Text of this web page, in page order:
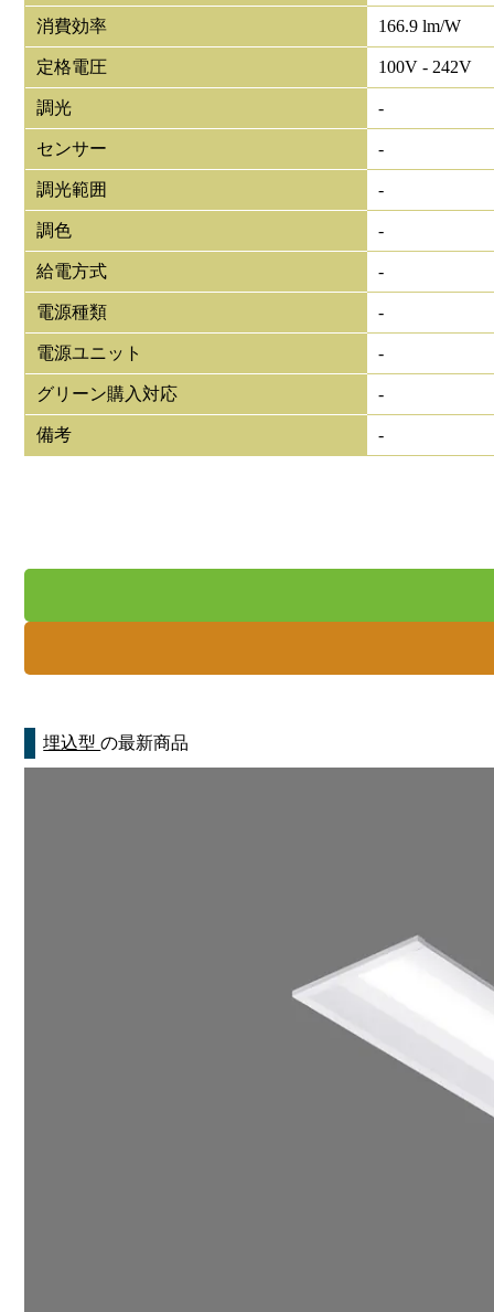
消費効率 166.9 lm/W
定格電圧 100V - 242V
調光 -
センサー -
調光範囲 -
調色 -
給電方式 -
電源種類 -
電源ユニット -
グリーン購入対応 -
備考 -
埋込型の最新商品